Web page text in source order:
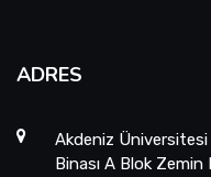
ADRES
Akdeniz Üniversitesi
Binası A Blok